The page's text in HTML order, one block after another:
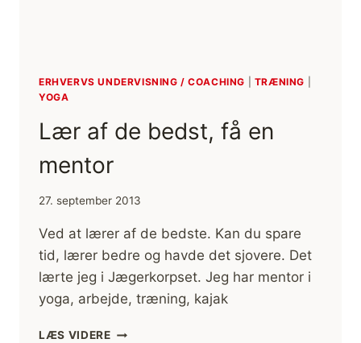
ERHVERVS UNDERVISNING / COACHING TRÆNING
YOGA
Lær af de bedst, få en
mentor
27. september 2013
Ved at lærer af de bedste. Kan du spare
tid, lærer bedre og havde det sjovere. Det
lærte jeg i Jægerkorpset. Jeg har mentor i
yoga, arbejde, træning, kajak
LÆS VIDERELÆR